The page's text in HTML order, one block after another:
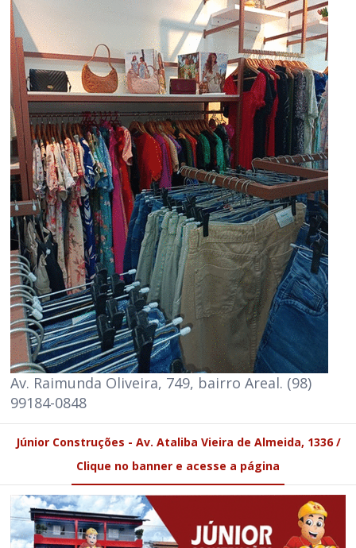
Av. Raimunda Oliveira, 749, bairro Areal. (98)
99184-0848
Júnior Construções - Av. Ataliba Vieira de Almeida, 1336 /
Clique no banner e acesse a página